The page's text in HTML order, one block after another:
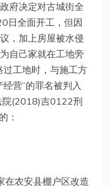
府决定对古城街全
日全面开工，但因
，加上房屋被水侵
自己家就在工地旁
工地时，与施工方
营”的罪名被判入
院(2018)吉0122刑
：
在农安县棚户区改造